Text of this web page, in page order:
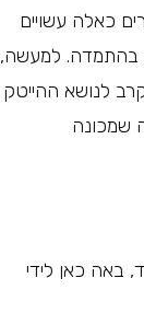
כאלה עשויים
בהתמדה. למעשה,
לנושא ההייטק
שמכונה
באה כאן לידי